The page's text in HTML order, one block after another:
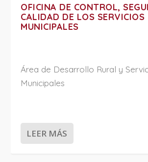
OFICINA DE CONTROL,
CALIDAD DE LOS SERVICIOS
MUNICIPALES
Área de Desarrollo Rural y
Municipales
LEER MÁS